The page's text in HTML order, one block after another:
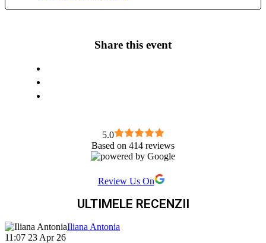
Share this event
5.0
Based on 414 reviews
Review Us On
ULTIMELE RECENZII
Iliana Antonia
11:07 23 Apr 26